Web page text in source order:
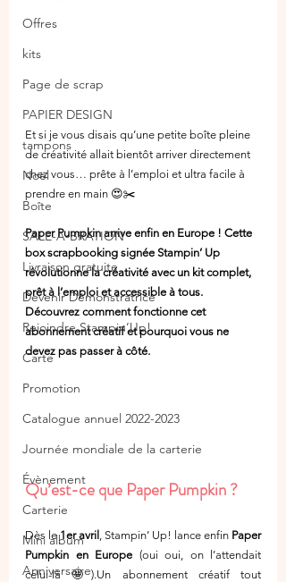
Offres
kits
Page de scrap
PAPIER DESIGN
tampons
Noël
Boîte
SALE-A-BRATION
Livraison gratuite
Devenir Démonstratrice
Rejoindre Stampin’Up!
Carte
Promotion
Catalogue annuel 2022-2023
Journée mondiale de la carterie
Évènement
Carterie
Mini album
Anniversaire
Et si je vous disais qu’une petite boîte pleine
de créativité allait bientôt arriver directement
chez vous… prête à l’emploi et ultra facile à
prendre en main 😍✂️
Paper Pumpkin arrive enfin en Europe ! Cette
box scrapbooking signée Stampin’ Up
révolutionne la créativité avec un kit complet,
prêt à l’emploi et accessible à tous.
Découvrez comment fonctionne cet
abonnement créatif et pourquoi vous ne
devez pas passer à côté.
Qu’est-ce que Paper Pumpkin ?
Dès le 1er avril , Stampin’ Up! lance enfin Paper
Pumpkin en Europe (oui oui, on l’attendait
celui-là 🤩).Un abonnement créatif tout